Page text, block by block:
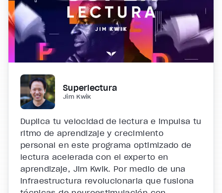
Superlectura
Jim Kwik
Duplica tu velocidad de lectura e impulsa tu
ritmo de aprendizaje y crecimiento
personal en este programa optimizado de
lectura acelerada con el experto en
aprendizaje, Jim Kwik. Por medio de una
infraestructura revolucionaria que fusiona